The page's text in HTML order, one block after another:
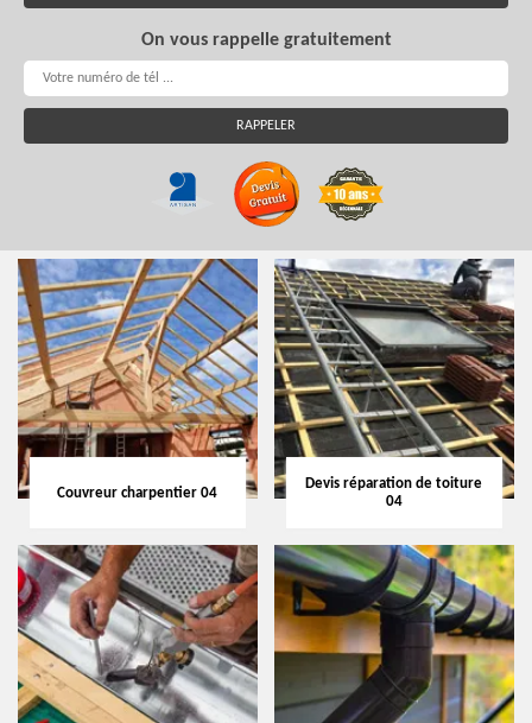
On vous rappelle gratuitement
Couvreur charpentier 04
Devis réparation de toiture
04